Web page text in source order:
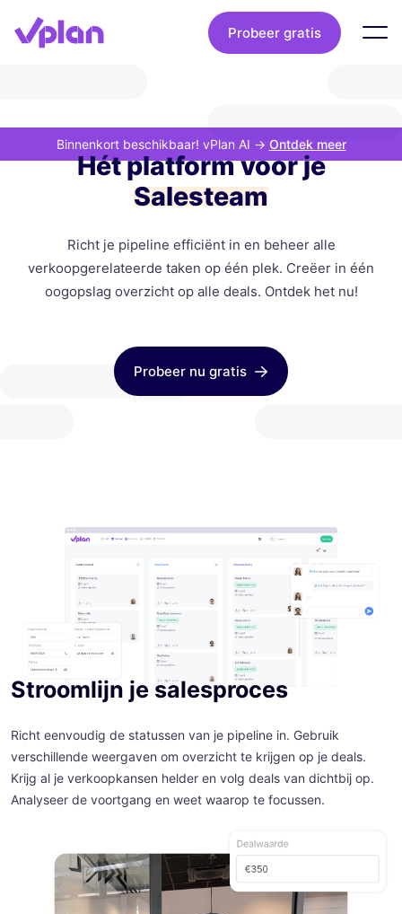
Probeer gratis
Binnenkort beschikbaar! vPlan AI -> Ontdek meer
Hét platform voor je
Salesteam
Richt je pipeline efficiënt in en beheer alle
verkoopgerelateerde taken op één plek. Creëer in één
oogopslag overzicht op alle deals. Ontdek het nu!
Probeer nu gratis
Stroomlijn je salesproces
Richt eenvoudig de statussen van je pipeline in. Gebruik
verschillende weergaven om overzicht te krijgen op je deals.
Krijg al je verkoopkansen helder en volg deals van dichtbij op.
Analyseer de voortgang en weet waarop te focussen.